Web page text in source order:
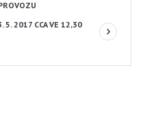
5. 2017 CCA VE 12,30